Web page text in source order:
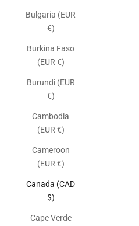
Bulgaria (EUR
€)
Burkina Faso
(EUR €)
Burundi (EUR
€)
Cambodia
(EUR €)
Cameroon
(EUR €)
Canada (CAD
$)
Cape Verde